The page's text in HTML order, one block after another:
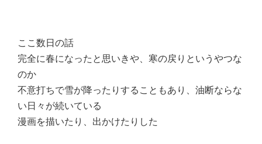
ここ数日の話
完全に春になったと思いきや、寒の戻りというやつな
のか
不意打ちで雪が降ったりすることもあり、油断ならな
い日々が続いている
漫画を描いたり、出かけたりした